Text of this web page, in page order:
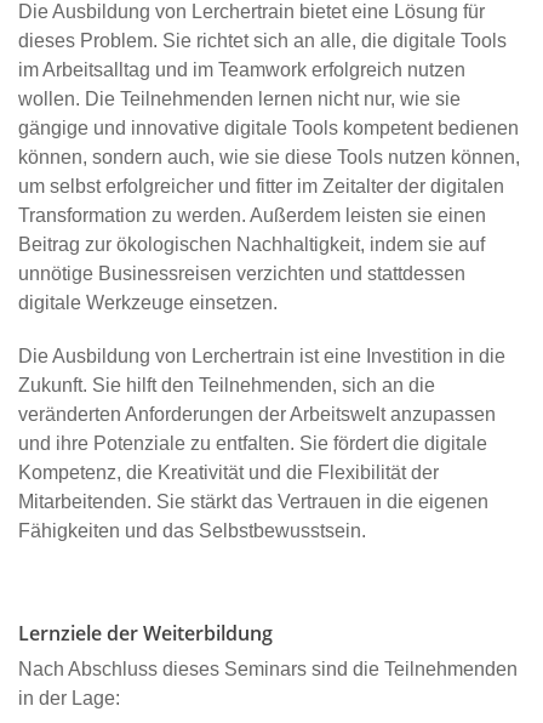
Die Ausbildung von Lerchertrain bietet eine Lösung für
dieses Problem. Sie richtet sich an alle, die digitale Tools
im Arbeitsalltag und im Teamwork erfolgreich nutzen
wollen. Die Teilnehmenden lernen nicht nur, wie sie
gängige und innovative digitale Tools kompetent bedienen
können, sondern auch, wie sie diese Tools nutzen können,
um selbst erfolgreicher und fitter im Zeitalter der digitalen
Transformation zu werden. Außerdem leisten sie einen
Beitrag zur ökologischen Nachhaltigkeit, indem sie auf
unnötige Businessreisen verzichten und stattdessen
digitale Werkzeuge einsetzen.
Die Ausbildung von Lerchertrain ist eine Investition in die
Zukunft. Sie hilft den Teilnehmenden, sich an die
veränderten Anforderungen der Arbeitswelt anzupassen
und ihre Potenziale zu entfalten. Sie fördert die digitale
Kompetenz, die Kreativität und die Flexibilität der
Mitarbeitenden. Sie stärkt das Vertrauen in die eigenen
Fähigkeiten und das Selbstbewusstsein.
Lernziele der Weiterbildung
Nach Abschluss dieses Seminars sind die Teilnehmenden
in der Lage: